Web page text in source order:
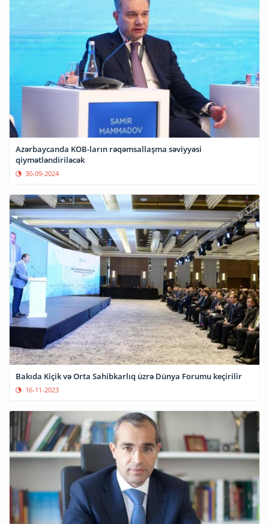
Azərbaycanda KOB-ların rəqəmsallaşma səviyyəsi
qiymətləndiriləcək
30-09-2024
Bakıda Kiçik və Orta Sahibkarlıq üzrə Dünya Forumu keçirilir
16-11-2023